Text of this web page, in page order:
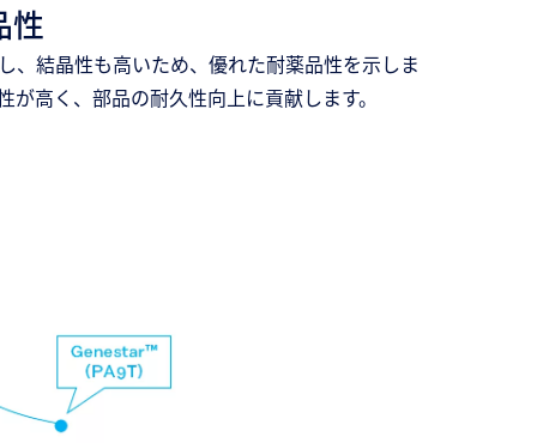
性
、結晶性も高いため、優れた耐薬品性を示しま
高く、部品の耐久性向上に貢献します。